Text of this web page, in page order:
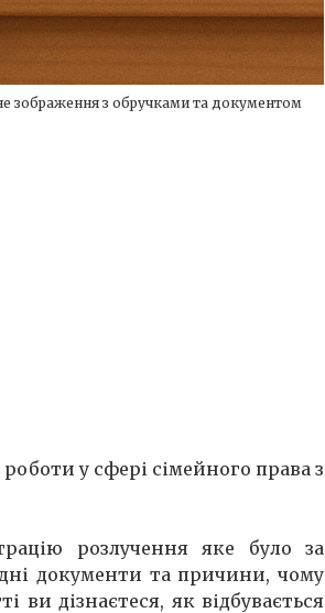
зображення з обручками та документом
у сфері сімейного права з
розлучення яке було за
документи та причини, чому
ви дізнаєтеся, як відбувається